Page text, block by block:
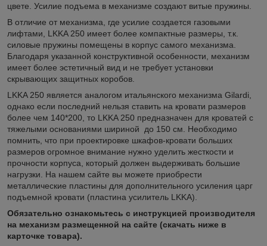
цвете. Усилие подъема в механизме создают витые пружины.
В отличие от механизма, где усилие создается газовыми
лифтами, LKKA 250 имеет более компактные размеры, т.к.
силовые пружины помещены в корпус самого механизма.
Благодаря указанной конструктивной особенности, механизм
имеет более эстетичный вид и не требует установки
скрывающих защитных коробов.
LKKA 250 является аналогом итальянского механизма Gilardi,
однако если последний нельзя ставить на кровати размеров
более чем 140*200, то LKKA 250 предназначен для кроватей с
тяжелыми основаниями шириной до 150 см. Необходимо
помнить, что при проектировке шкафов-кровати больших
размеров огромное внимание нужно уделить жесткости и
прочности корпуса, который должен выдерживать большие
нагрузки. На нашем сайте вы можете приобрести
металлические пластины для дополнительного усиления царг
подъемной кровати (пластина усилитель LKKA).
Обязательно ознакомьтесь с инструкцией производителя
на механизм размещенной на сайте (скачать ниже в
карточке товара).